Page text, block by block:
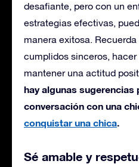
desafiante, pero con un
estrategias efectivas,
manera exitosa.
cumplidos sinceros,
mantener una actitud
hay algunas sugerencias
conversación con una
conquistar una chica.
Sé amable y